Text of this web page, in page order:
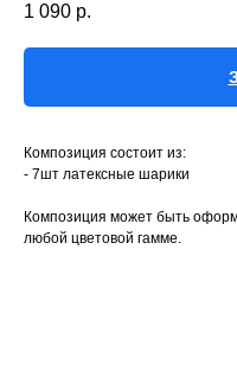
1 090 р.
Композиция состоит из:
- 7шт латексные шарики
Композиция может быть
любой цветовой гамме.